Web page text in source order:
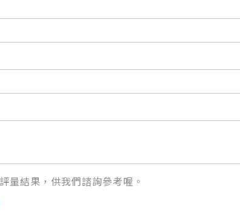
量結果，供我們諮詢參考喔。
戶名: 社團法人台灣自律神經健康培訓暨發展協會